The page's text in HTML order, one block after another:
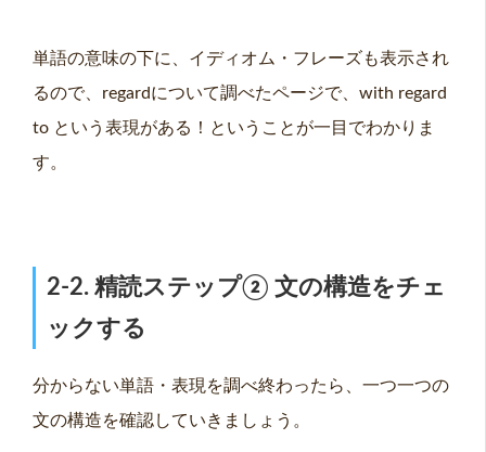
単語の意味の下に、イディオム・フレーズも表示され
るので、regardについて調べたページで、with regard
to という表現がある！ということが一目でわかりま
す。
2-2. 精読ステップ② 文の構造をチェ
ックする
分からない単語・表現を調べ終わったら、一つ一つの
文の構造を確認していきましょう。